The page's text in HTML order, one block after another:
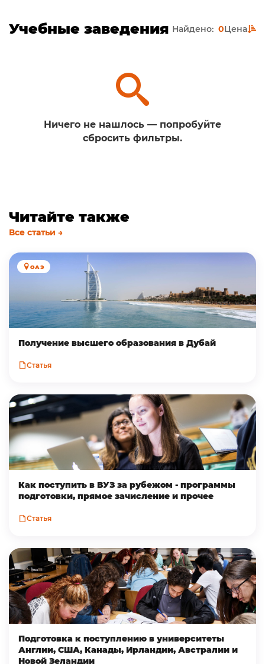
Учебные заведения Найдено: 0Цена
Ничего не нашлось — попробуйте
сбросить фильтры.
Читайте также
Все статьи →
ОАЭ
Получение высшего образования в Дубай
Статья
Как поступить в ВУЗ за рубежом - программы
подготовки, прямое зачисление и прочее
Статья
Подготовка к поступлению в университеты
Англии, США, Канады, Ирландии, Австралии и
Новой Зеландии